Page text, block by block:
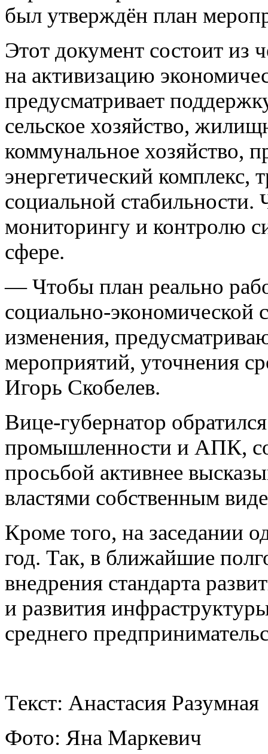
был утверждён план
Этот документ состоит из
на активизацию
предусматривает
сельское хозяйство,
коммунальное хозяйство,
энергетический комплекс,
социальной стабильности.
мониторингу и контролю
сфере.
— Чтобы план реально
социально-экономической
изменения,
мероприятий, уточнения
Игорь Скобелев.
Вице-губернатор
промышленности и АПК,
просьбой активнее
властями собственным
Кроме того, на заседании
год. Так, в ближайшие
внедрения стандарта
и развития
среднего
Текст: Анастасия Разумная
Фото: Яна Маркевич